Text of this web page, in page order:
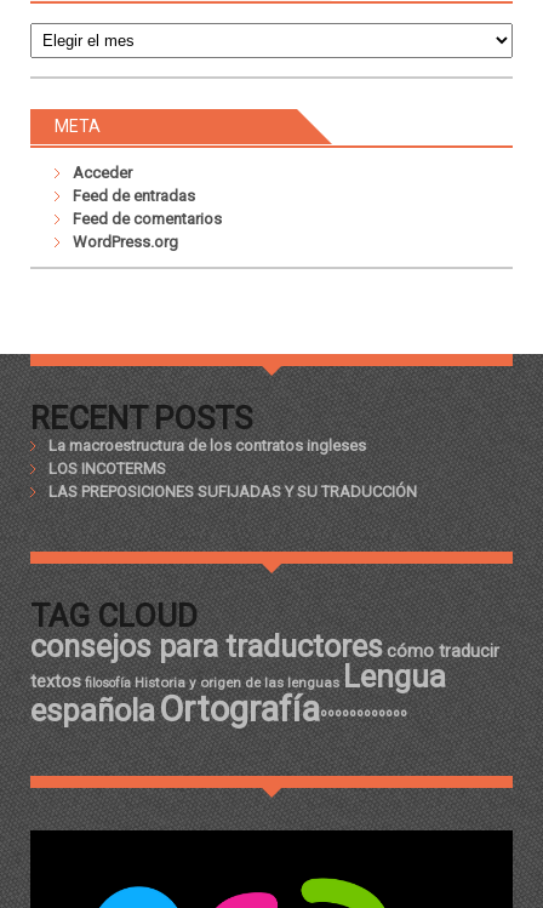
META
Acceder
Feed de entradas
Feed de comentarios
WordPress.org
RECENT POSTS
La macroestructura de los contratos ingleses
LOS INCOTERMS
LAS PREPOSICIONES SUFIJADAS Y SU TRADUCCIÓN
TAG CLOUD
consejos para traductorescómo traducir
textos filosofía Historia y origen de las lenguas Lengua
españolaOrtografíaºººººººººººº